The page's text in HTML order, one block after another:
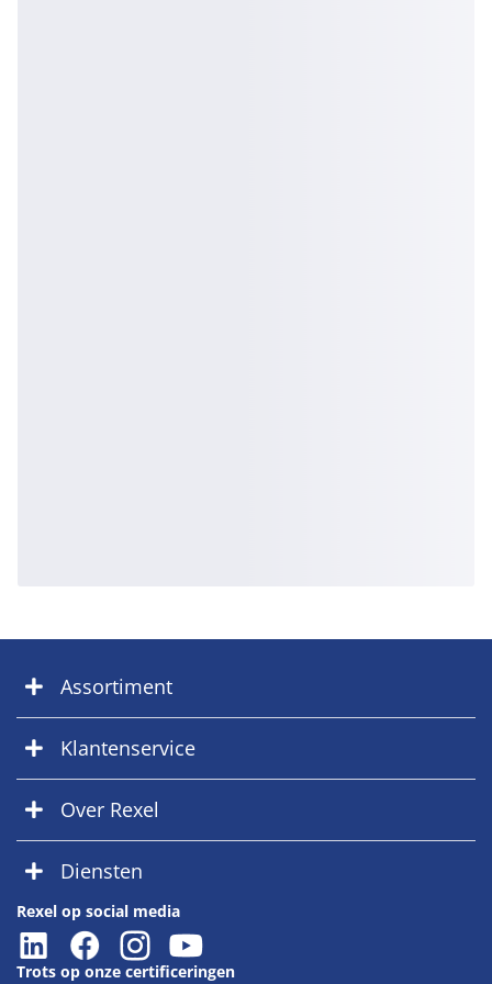
Assortiment
Klantenservice
Over Rexel
Diensten
Rexel op social media
Trots op onze certificeringen